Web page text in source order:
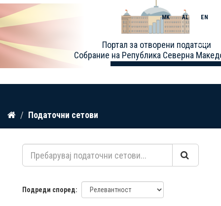
Прескокнете
содржина
Портал за отворени податоци
Собрание на Република Северна
MK AL EN
Toggle
Податочни сетови
Подреди според